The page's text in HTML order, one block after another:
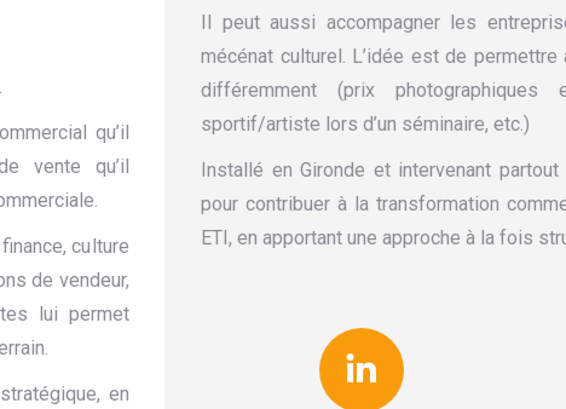
qu’il
vente qu’il
culture
de vendeur,
lui permet
en
Il peut aussi accompagner les
mécénat culturel. L’idée est de
différemment (prix photographiques
sportif/artiste lors d’un séminaire, etc.)
Installé en Gironde et intervenant
pour contribuer à la transformation
ETI, en apportant une approche à la fois
LinkedIn